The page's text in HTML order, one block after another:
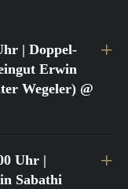
| Doppel-
Erwin
Wegeler) @
Uhr |
Sabathi